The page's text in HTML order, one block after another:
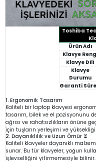
Toshiba
Ürün Adı
Klavye
Klavye Dili
Klavye
Durumu
Garanti
1. Ergonomik Tasarım
Kaliteli bir laptop klavyesi
tasarım, bilek ve el pozisyonunu
ağrısı ve rahatsızlıkların önüne
için tuşların yerleşimi ve
2. Dayanıklılık ve Uzun Ömür ⏳
Kaliteli klavyeler dayanıklı
sunar. Bu tür klavyeler, yoğun
işlevselliğini yitirmemesiyle